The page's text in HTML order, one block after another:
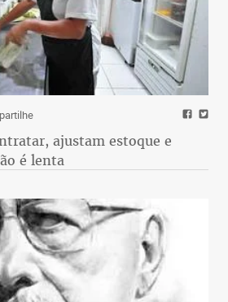
ajustam estoque e
é lenta